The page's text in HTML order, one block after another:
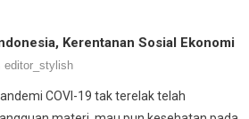
Kerentanan Sosial Ekonomi
editor_stylish
COVI-19 tak terelak telah